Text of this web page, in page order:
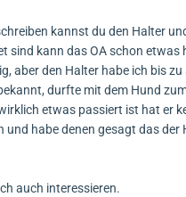
kannst du den Halter
sind kann das OA schon etwas
aber den Halter habe ich bis zu
durfte mit dem Hund
etwas passiert ist hat er
habe denen gesagt das der
auch interessieren.